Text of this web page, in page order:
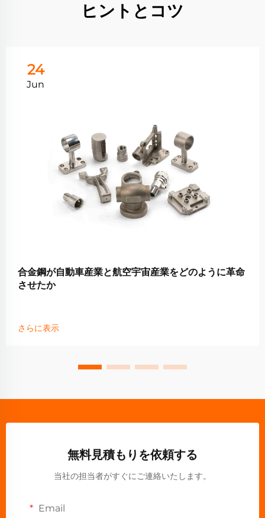
ヒントとコツ
24
Jun
合金鋼が自動車産業と航空宇宙産業をどのように革命
させたか
さらに表示
無料見積もりを依頼する
当社の担当者がすぐにご連絡いたします。
Email